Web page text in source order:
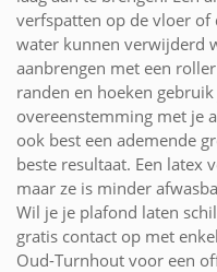
verfspatten op de vloer
water kunnen verwijderd
aanbrengen met een
randen en hoeken
overeenstemming met je
ook best een ademende
beste resultaat. Een latex
maar ze is minder
Wil je je plafond laten
gratis contact op met
Oud-Turnhout voor een